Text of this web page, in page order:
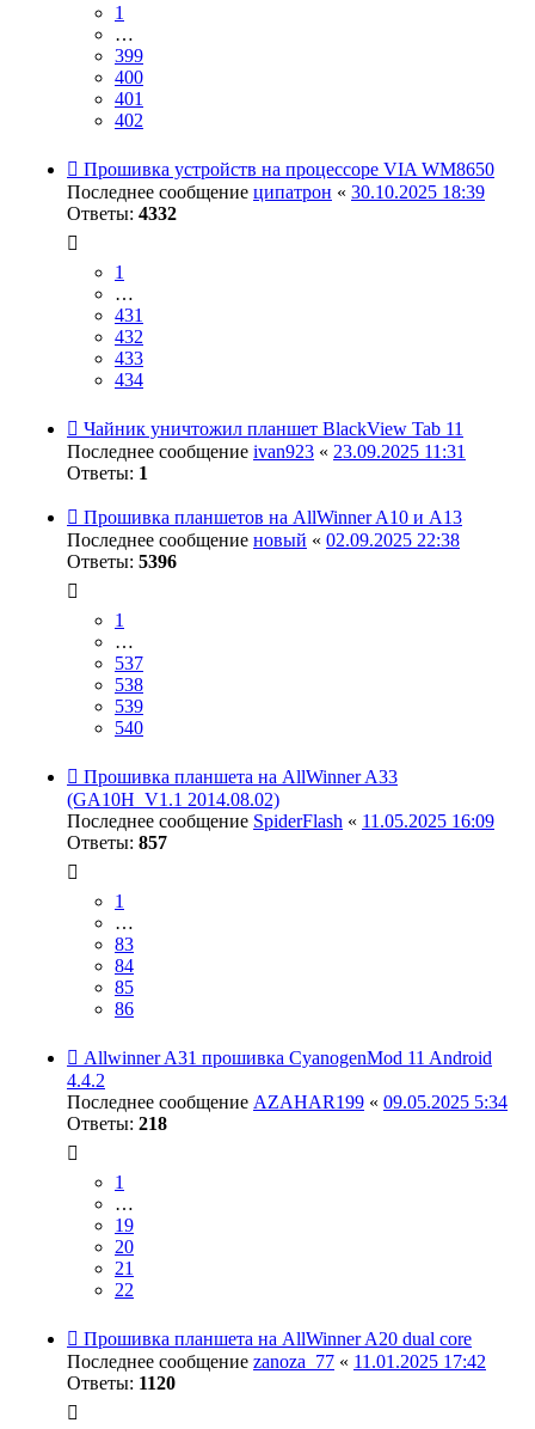
1
…
399
400
401
402
Прошивка устройств на процессоре VIA WM8650
Последнее сообщение ципатрон « 30.10.2025 18:39
Ответы: 4332
1
…
431
432
433
434
Чайник уничтожил планшет BlackView Tab 11
Последнее сообщение ivan923 « 23.09.2025 11:31
Ответы: 1
Прошивка планшетов на AllWinner A10 и A13
Последнее сообщение новый « 02.09.2025 22:38
Ответы: 5396
1
…
537
538
539
540
Прошивка планшета на AllWinner A33
(GA10H_V1.1 2014.08.02)
Последнее сообщение SpiderFlash « 11.05.2025 16:09
Ответы: 857
1
…
83
84
85
86
Allwinner A31 прошивка CyanogenMod 11 Android
4.4.2
Последнее сообщение AZAHAR199 « 09.05.2025 5:34
Ответы: 218
1
…
19
20
21
22
Прошивка планшета на AllWinner A20 dual core
Последнее сообщение zanoza_77 « 11.01.2025 17:42
Ответы: 1120